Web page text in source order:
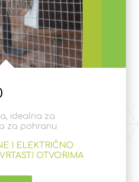
idealna za
za pohranu
I ELEKTRIČNO
OTVORIMA